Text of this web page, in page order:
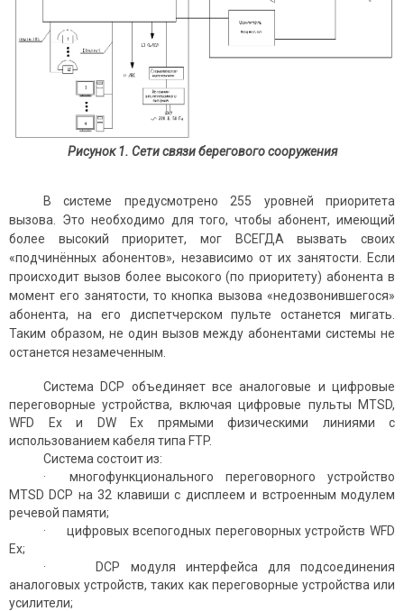
Рисунок 1. Сети связи берегового сооружения
В системе предусмотрено 255 уровней приоритета
вызова. Это необходимо для того, чтобы абонент, имеющий
более высокий приоритет, мог ВСЕГДА вызвать своих
«подчинённых абонентов», независимо от их занятости. Если
происходит вызов более высокого (по приоритету) абонента в
момент его занятости, то кнопка вызова «недозвонившегося»
абонента, на его диспетчерском пульте останется мигать.
Таким образом, не один вызов между абонентами системы не
останется незамеченным.
Система DCP объединяет все аналоговые и цифровые
переговорные устройства, включая цифровые пуль­ты MTSD,
WFD Ex и DW Ex прямыми физическими линиями с
использованием кабеля типа FTP.
Система состоит из:
· многофункционального переговорного устрой­ство
MTSD DCP на 32 клавиши с дисплеем и встроенным модулем
речевой памяти;
· цифровых всепогодных переговорных устрой­ств WFD
Ex;
· DCP модуля интерфейса для подсоединения
аналоговых устройств, таких как переговорные устройства или
усилители;